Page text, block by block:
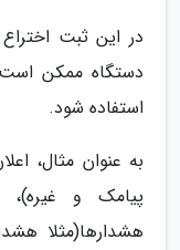
در این ثبت
دستگاه ممکن
استفاده شود.
به عنوان مثال،
پیامک و غیره)،
هشدارها(مثلا